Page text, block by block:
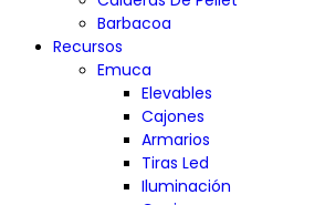
Barbacoa
Recursos
Emuca
Elevables
Cajones
Armarios
Tiras Led
Iluminación